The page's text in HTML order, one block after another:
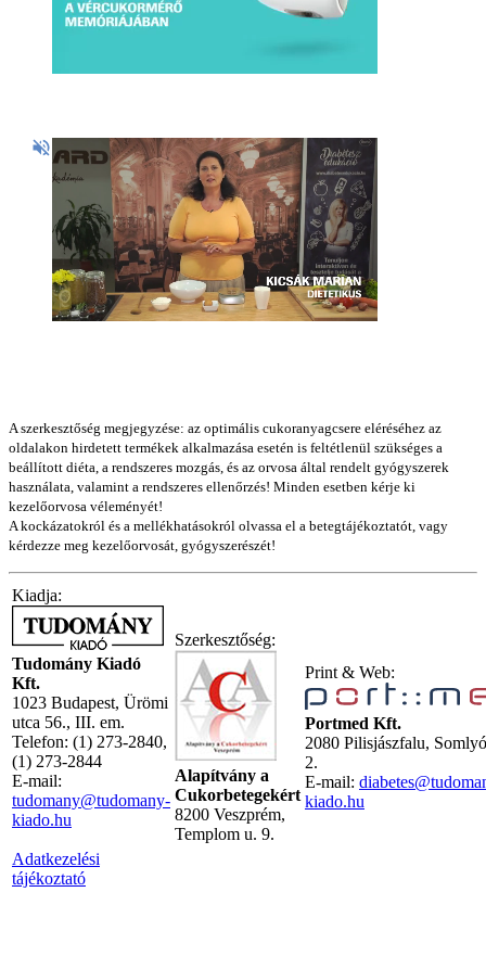
A szerkesztőség megjegyzése: az optimális cukoranyagcsere eléréséhez az
oldalakon hirdetett termékek alkalmazása esetén is feltétlenül szükséges a
beállított diéta, a rendszeres mozgás, és az orvosa által rendelt gyógyszerek
használata, valamint a rendszeres ellenőrzés! Minden esetben kérje ki
kezelőorvosa véleményét!
A kockázatokról és a mellékhatásokról olvassa el a betegtájékoztatót, vagy
kérdezze meg kezelőorvosát, gyógyszerészét!
Kiadja:
Tudomány Kiadó
Kft.
1023 Budapest, Ürömi
utca 56., III. em.
Telefon: (1) 273-2840,
(1) 273-2844
E-mail:
tudomany@tudomany-
kiado.hu
Adatkezelési
tájékoztató
Szerkesztőség:
Alapítvány a
Cukorbetegekért
8200 Veszprém,
Templom u. 9.
Print & Web:
Portmed Kft.
2080 Pilisjászfalu,
2.
E-mail:
kiado.hu